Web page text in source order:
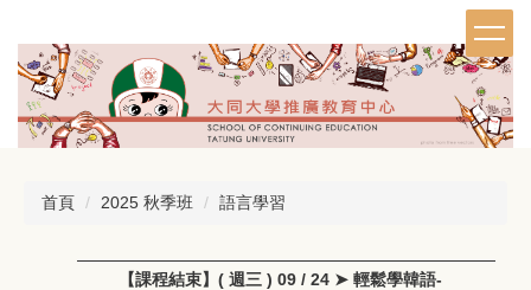
到
主
內
首頁
2025 秋季班 語言學習
【課程結束】( 週三 ) 09 / 24 ➤ 輕鬆學韓語-